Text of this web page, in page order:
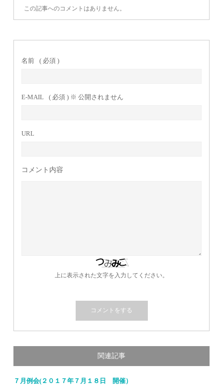
この記事へのコメントはありません。
名前 ( 必須 )
E-MAIL ( 必須 ) ※ 公開されません
URL
コメント内容
上に表示された文字を入力してください。
関連記事
７月例会(２０１７年７月１８日 開催）